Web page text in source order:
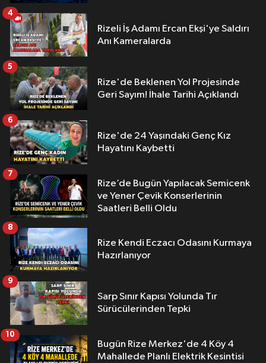
Rizeli İş Adamı Ercan Ekşi'ye Saldırı
Anı Kameralarda
4
Rize'de Beklenen Yol Projesinde
Geri Sayım! İhale Tarihi Açıklandı
5
Rize'de 24 Yaşındaki Genç Kız
Hayatını Kaybetti
6
Rize’de Bugün Yapılacak Semicenk
ve Yener Çevik Konserlerinin
Saatleri Belli Oldu
7
Rize Kendi Eczacı Odasını Kurmaya
Hazırlanıyor
8
Sarp Sınır Kapısı Yolunda Tır
Sürücülerinden Tepki
9
Bugün Rize Merkez'de 4 Köy 4
Mahallede Planlı Elektrik Kesintisi
10